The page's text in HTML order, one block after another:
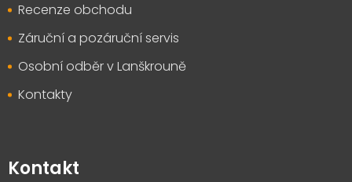
Recenze obchodu
Záruční a pozáruční servis
Osobní odběr v Lanškrouně
Kontakty
Kontakt